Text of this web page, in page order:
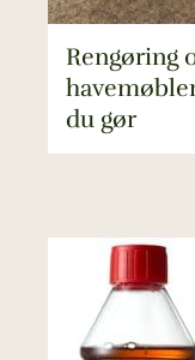
Rengøring
du gør